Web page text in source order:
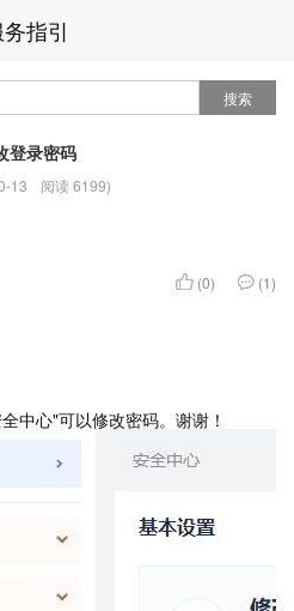
务指引
搜索
登录密码
13 阅读 6199)
(0) (1)
中心"可以修改密码。谢谢！